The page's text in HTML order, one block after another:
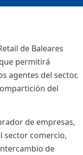
de Baleares
permitirá
agentes del sector,
del
de empresas,
sector comercio,
de